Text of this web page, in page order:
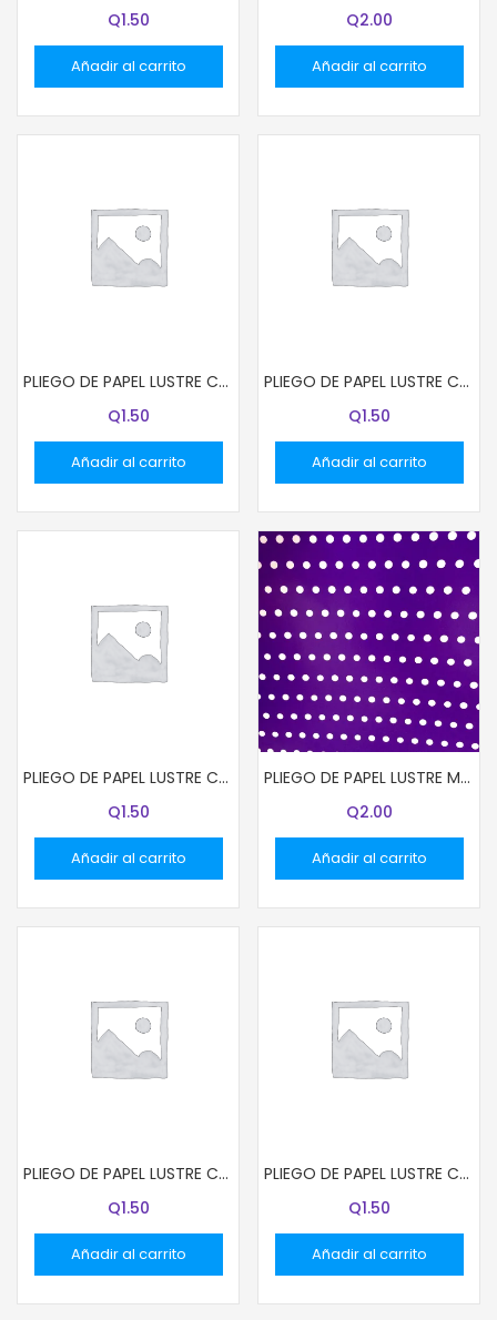
Q1.50
Añadir al carrito
Q2.00
Añadir al carrito
PLIEGO DE PAPEL LUSTRE COLOR CELESTE
Q1.50
Añadir al carrito
PLIEGO DE PAPEL LUSTRE COLOR NEGRO
Q1.50
Añadir al carrito
PLIEGO DE PAPEL LUSTRE COLOR BLANCO
Q1.50
Añadir al carrito
PLIEGO DE PAPEL LUSTRE MORADO CON PUNTITOS
Q2.00
Añadir al carrito
PLIEGO DE PAPEL LUSTRE COLOR GRIS
Q1.50
Añadir al carrito
PLIEGO DE PAPEL LUSTRE COLOR NARANJA
Q1.50
Añadir al carrito